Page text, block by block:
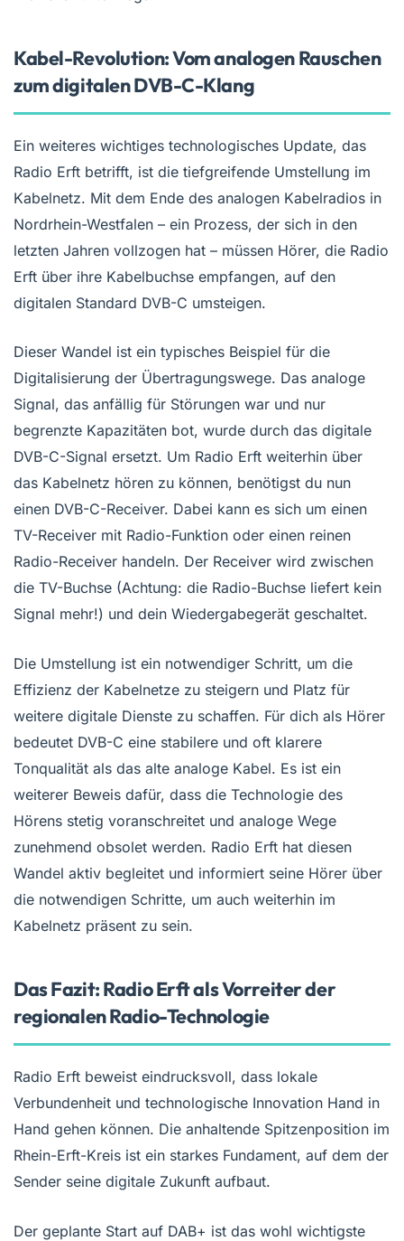
Kabel-Revolution: Vom analogen Rauschen
zum digitalen DVB-C-Klang
Ein weiteres wichtiges technologisches Update, das
Radio Erft betrifft, ist die tiefgreifende Umstellung im
Kabelnetz. Mit dem Ende des analogen Kabelradios in
Nordrhein-Westfalen – ein Prozess, der sich in den
letzten Jahren vollzogen hat – müssen Hörer, die Radio
Erft über ihre Kabelbuchse empfangen, auf den
digitalen Standard DVB-C umsteigen.
Dieser Wandel ist ein typisches Beispiel für die
Digitalisierung der Übertragungswege. Das analoge
Signal, das anfällig für Störungen war und nur
begrenzte Kapazitäten bot, wurde durch das digitale
DVB-C-Signal ersetzt. Um Radio Erft weiterhin über
das Kabelnetz hören zu können, benötigst du nun
einen DVB-C-Receiver. Dabei kann es sich um einen
TV-Receiver mit Radio-Funktion oder einen reinen
Radio-Receiver handeln. Der Receiver wird zwischen
die TV-Buchse (Achtung: die Radio-Buchse liefert kein
Signal mehr!) und dein Wiedergabegerät geschaltet.
Die Umstellung ist ein notwendiger Schritt, um die
Effizienz der Kabelnetze zu steigern und Platz für
weitere digitale Dienste zu schaffen. Für dich als Hörer
bedeutet DVB-C eine stabilere und oft klarere
Tonqualität als das alte analoge Kabel. Es ist ein
weiterer Beweis dafür, dass die Technologie des
Hörens stetig voranschreitet und analoge Wege
zunehmend obsolet werden. Radio Erft hat diesen
Wandel aktiv begleitet und informiert seine Hörer über
die notwendigen Schritte, um auch weiterhin im
Kabelnetz präsent zu sein.
Das Fazit: Radio Erft als Vorreiter der
regionalen Radio-Technologie
Radio Erft beweist eindrucksvoll, dass lokale
Verbundenheit und technologische Innovation Hand in
Hand gehen können. Die anhaltende Spitzenposition im
Rhein-Erft-Kreis ist ein starkes Fundament, auf dem der
Sender seine digitale Zukunft aufbaut.
Der geplante Start auf DAB+ ist das wohl wichtigste